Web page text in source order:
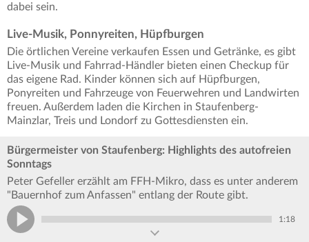
dabei sein.
Live-Musik, Ponnyreiten, Hüpfburgen
Die örtlichen Vereine verkaufen Essen und Getränke, es gibt
Live-Musik und Fahrrad-Händler bieten einen Checkup für
das eigene Rad. Kinder können sich auf Hüpfburgen,
Ponyreiten und Fahrzeuge von Feuerwehren und Landwirten
freuen. Außerdem laden die Kirchen in Staufenberg-
Mainzlar, Treis und Londorf zu Gottesdiensten ein.
Bürgermeister von Staufenberg: Highlights des autofreien
Sonntags
Peter Gefeller erzählt am FFH-Mikro, dass es unter anderem
"Bauernhof zum Anfassen" entlang der Route gibt.
1:18